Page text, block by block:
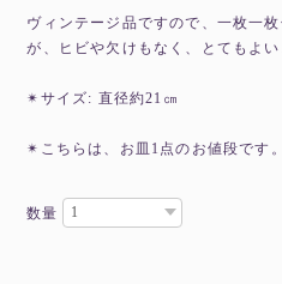
ヴィンテージ品ですので、一枚一
が、ヒビや欠けもなく、とてもよい
✴︎サイズ: 直径約21㎝
✴︎こちらは、お皿1点のお値段です。
数量